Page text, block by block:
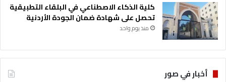
كلية الذكاء الاصطناعي في البلقاء التطبيقية
تحصل على شهادة ضمان الجودة الأردنية
منذ يوم واحد
أخبار في صور